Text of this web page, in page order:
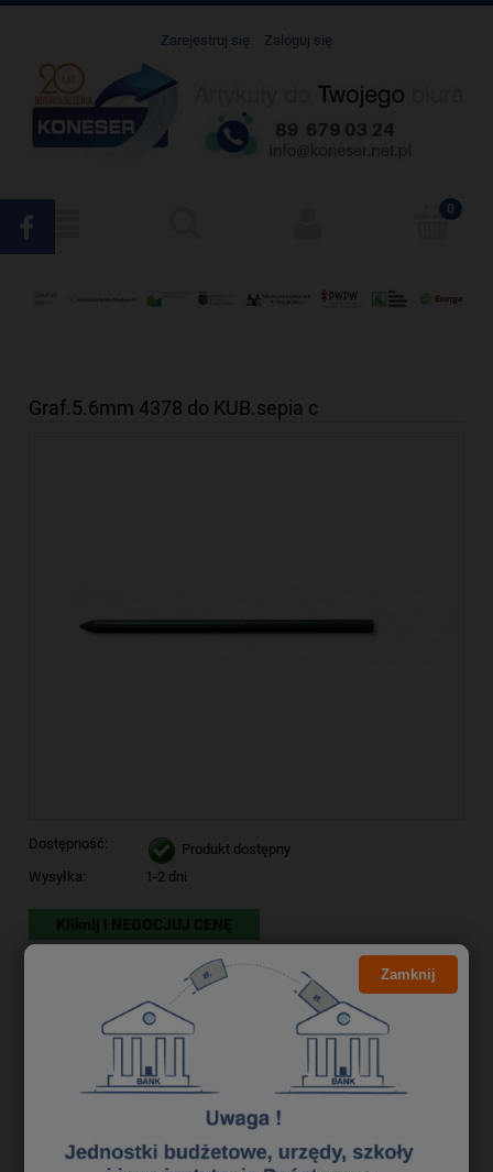
Zarejestruj się Zaloguj się
Graf.5.6mm 4378 do KUB.sepia c
Dostępność:
Produkt dostępny
Wysyłka:
1-2 dni
Kliknij i NEGOCJUJ CENĘ
11,00 zł
do koszyka
Zamknij